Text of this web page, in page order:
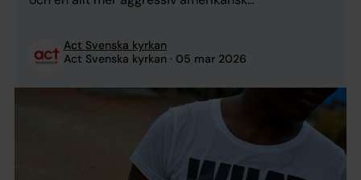
internationella biståndet, från Sverige och andra
givare, till civilsamhällets organisationer. Att USAID
centrala program i Colombias fredsprocess, som
ersättning av illegala grödor och ...
Act Svenska kyrkan
Act Svenska kyrkan
05 mar 2026